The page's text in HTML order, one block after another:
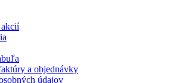
a objednávky
údajov